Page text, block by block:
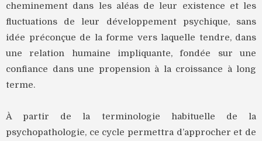
cheminement dans les aléas de leur existence et les
fluctuations de leur développement psychique, sans
idée préconçue de la forme vers laquelle tendre, dans
une relation humaine impliquante, fondée sur une
confiance dans une propension à la croissance à long
terme.
À partir de la terminologie habituelle de la
psychopathologie, ce cycle permettra d’approcher et de